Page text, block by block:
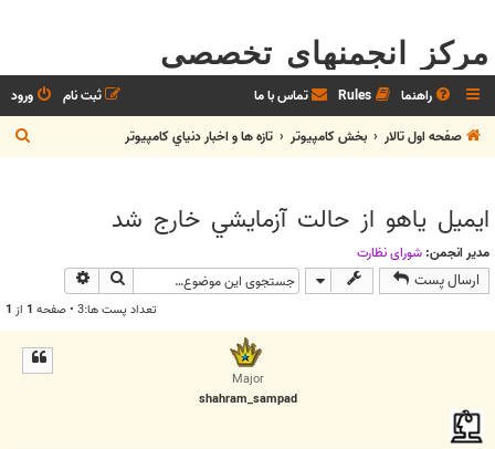
مرکز انجمنهای تخصصی
راهنما Rules تماس با ما ورود
ثبت نام
صفحه اول تالار
بخش كامپيوتر تازه ها و اخبار دنياي کامپيوتر
س
ايميل ياهو از حالت آزمايشي خارج شد
مدیر انجمن: شوراي نظارت
ارسال پست جستجو
تعداد پست ها:3 • صفحه 1 از 1
Major
shahram_sampad